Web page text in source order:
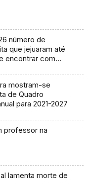
número de
que jejuaram até
encontrar com
mostram-se
de Quadro
para 2021-2027
professor na
lamenta morte de